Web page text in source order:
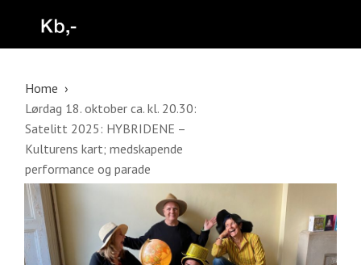
Home
Lørdag 18. oktober ca. kl. 20.30:
Satelitt 2025: HYBRIDENE –
Kulturens kart; medskapende
performance og parade